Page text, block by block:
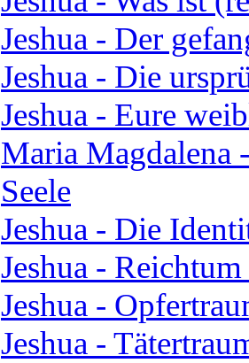
Jeshua - Der
Jeshua - Die
Jeshua - Eure
Maria Magdalena
Seele
Jeshua - Die
Jeshua -
Jeshua -
Jeshua -